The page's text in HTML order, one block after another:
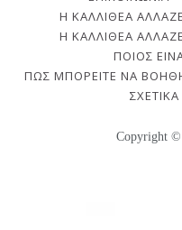
Η ΚΑΛΛΙΘΈΑ
Η ΚΑΛΛΙΘΈΑ
ΠΟΙΟΣ
ΠΩΣ ΜΠΟΡΕΊΤΕ ΝΑ
Copyright